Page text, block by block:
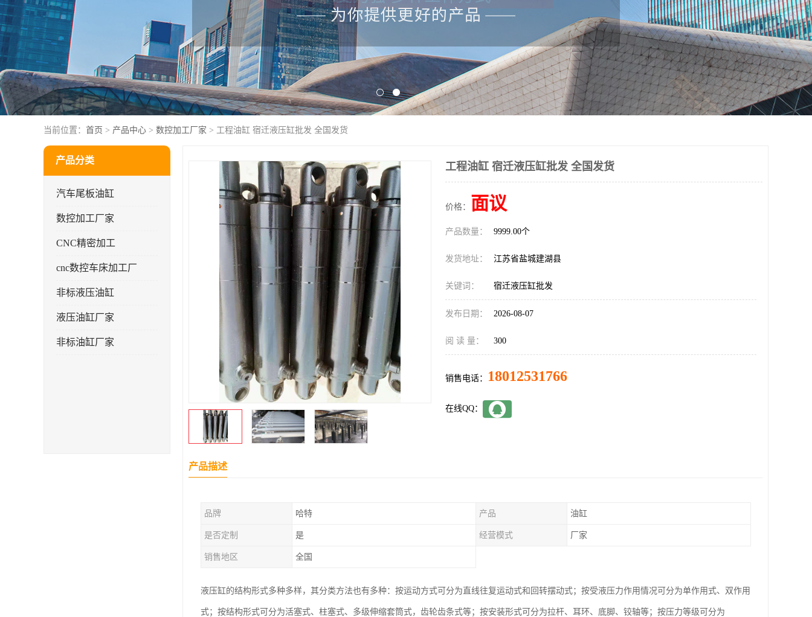
当前位置： 首页 > 产品中心 > 数控加工厂家 > 工程油缸 宿迁液压缸批发 全国发货
产品分类
汽车尾板油缸
数控加工厂家
CNC精密加工
cnc数控车床加工厂
非标液压油缸
液压油缸厂家
非标油缸厂家
工程油缸 宿迁液压缸批发 全国发货
价格： 面议
产品数量： 9999.00个
发货地址： 江苏省盐城建湖县
关键词： 宿迁液压缸批发
发布日期： 2026-08-07
阅 读 量： 300
销售电话： 18012531766
在线QQ：
产品描述
品牌 哈特 产品 油缸
是否定制 是 经营模式 厂家
销售地区 全国
液压缸的结构形式多种多样，其分类方法也有多种：按运动方式可分为直线往复运动式和回转摆动式；按受液压力作用情况可分为单作用式、双作用
式；按结构形式可分为活塞式、柱塞式、多级伸缩套筒式，齿轮齿条式等；按安装形式可分为拉杆、耳环、底脚、铰轴等；按压力等级可分为